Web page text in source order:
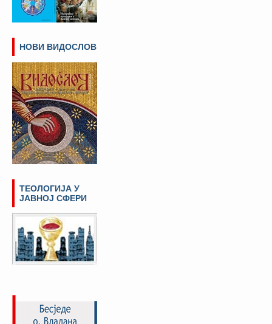
НОВИ ВИДОСЛОВ
ТЕОЛОГИЈА У
ЈАВНОЈ СФЕРИ